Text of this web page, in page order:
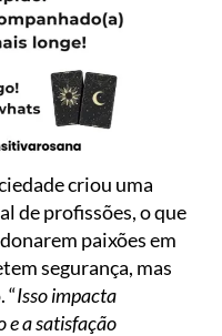
criou uma
de profissões, o que
paixões em
segurança, mas
“Isso impacta
e a satisfação